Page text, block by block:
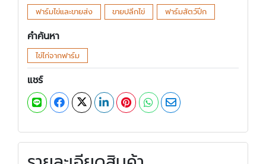
ฟาร์มไข่และขายส่ง ขายปลีกไข่ ฟาร์มสัตว์ปีก
คำค้นหา
ไข่ไก่จากฟาร์ม
แชร์